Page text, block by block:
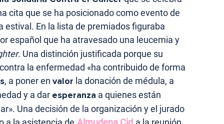
cita que se ha posicionado como evento de
En la lista de premiados figuraba
español que ha atravesado una leucemia y
. Una distinción justificada porque su
la enfermedad «ha contribuido de forma
, a poner en valor la donación de médula, a
y a dar esperanza a quienes están
Una decisión de la organización y el jurado